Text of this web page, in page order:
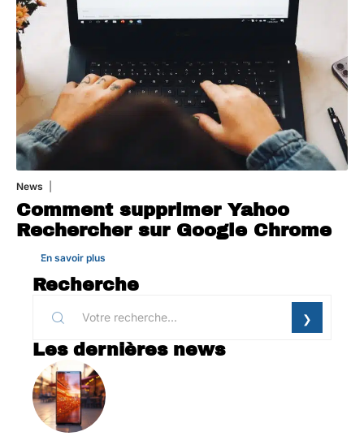
News
Comment supprimer Yahoo
Rechercher sur Google Chrome
En savoir plus
Recherche
Les dernières news